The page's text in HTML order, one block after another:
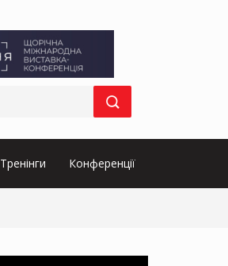
Тренінги Конференції